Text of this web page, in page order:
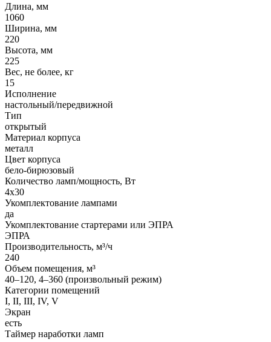
Длина, мм
1060
Ширина, мм
220
Высота, мм
225
Вес, не более, кг
15
Исполнение
настольный/передвижной
Тип
открытый
Материал корпуса
металл
Цвет корпуса
бело-бирюзовый
Количество ламп/мощность, Вт
4x30
Укомплектование лампами
да
Укомплектование стартерами или ЭПРА
ЭПРА
Производительность, м³/ч
240
Объем помещения, м³
40–120, 4–360 (произвольный режим)
Категории помещений
I, II, III, IV, V
Экран
есть
Таймер наработки ламп